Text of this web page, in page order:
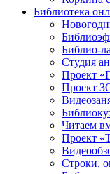
Библиотека
Библио-
Студия
Проект
Проект
Читаем
Проект
Строки,